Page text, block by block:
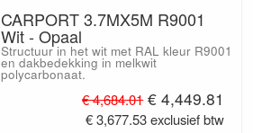
CARPORT 3.7MX5M R9001
Wit - Opaal
Structuur in het wit met RAL kleur R9001
en dakbedekking in melkwit
polycarbonaat.
€ 4,684.01 € 4,449.81
€ 3,677.53 exclusief btw